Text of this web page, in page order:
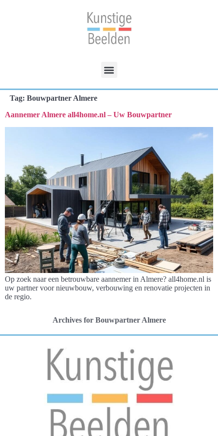
Tag: Bouwpartner Almere
Aannemer Almere all4home.nl – Uw Bouwpartner
Op zoek naar een betrouwbare aannemer in Almere? all4home.nl is
uw partner voor nieuwbouw, verbouwing en renovatie projecten in
de regio.
Archives for Bouwpartner Almere